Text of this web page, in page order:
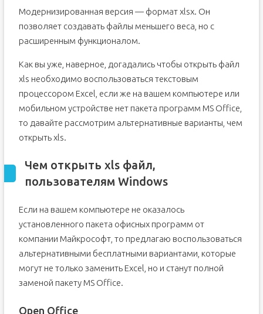
Модернизированная версия — формат xlsx. Он
позволяет создавать файлы меньшего веса, но с
расширенным функционалом.
Как вы уже, наверное, догадались чтобы открыть файл
xls необходимо воспользоваться текстовым
процессором Excel, если же на вашем компьютере или
мобильном устройстве нет пакета программ MS Office,
то давайте рассмотрим альтернативные варианты, чем
открыть xls.
Чем открыть xls файл,
пользователям Windows
Если на вашем компьютере не оказалось
установленного пакета офисных программ от
компании Майкрософт, то предлагаю воспользоваться
альтернативными бесплатными вариантами, которые
могут не только заменить Excel, но и станут полной
заменой пакету MS Office.
Open Office